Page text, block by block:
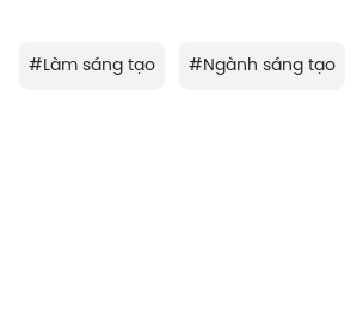
#Làm sáng tạo #Ngành sáng tạo